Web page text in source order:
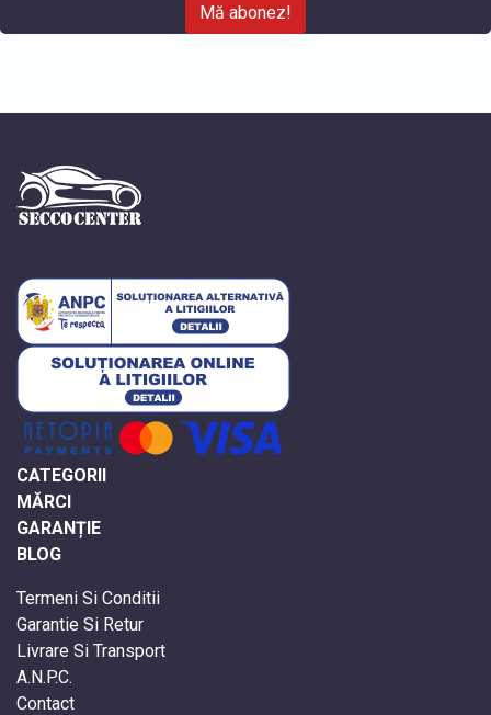
Mă abonez!
CATEGORII
MĂRCI
GARANȚIE
BLOG
Termeni Si Conditii
Garantie Si Retur
Livrare Si Transport
A.N.P.C.
Contact